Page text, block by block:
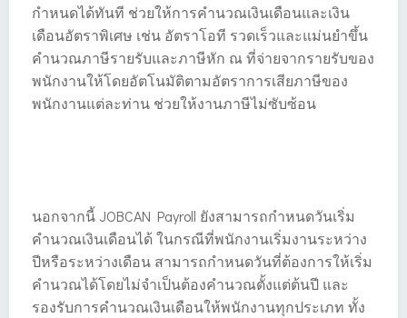
กำหนดได้ทันที ช่วยให้การคำนวณเงินเดือนและเงิน
เดือนอัตราพิเศษ เช่น อัตราโอที รวดเร็วและแม่นยำขึ้น
คำนวณภาษีรายรับและภาษีหัก ณ ที่จ่ายจากรายรับของ
พนักงานให้โดยอัตโนมัติตามอัตราการเสียภาษีของ
พนักงานแต่ละท่าน ช่วยให้งานภาษีไม่ซับซ้อน
นอกจากนี้ JOBCAN Payroll ยังสามารถกำหนดวันเริ่ม
คำนวณเงินเดือนได้ ในกรณีที่พนักงานเริ่มงานระหว่าง
ปีหรือระหว่างเดือน สามารถกำหนดวันที่ต้องการให้เริ่ม
คำนวณได้โดยไม่จำเป็นต้องคำนวณตั้งแต่ต้นปี และ
รองรับการคำนวณเงินเดือนให้พนักงานทุกประเภท ทั้ง